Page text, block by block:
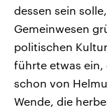
dessen sein
Gemeinwesen
politischen
führte etwas ein,
schon von
Wende, die